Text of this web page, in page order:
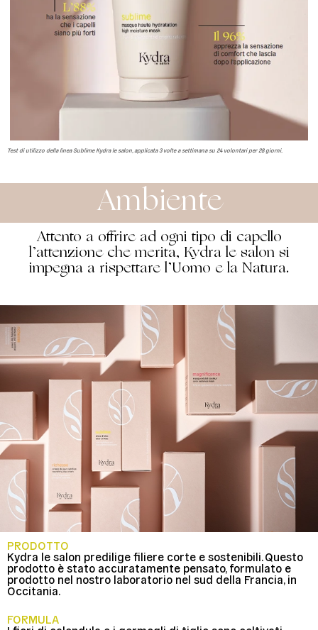
Test di utilizzo della linea Sublime Kydra le salon, applicata 3 volte a settimana su 24 volontari per 28 giorni.
Ambiente
Attento a offrire ad ogni tipo di capello
l’attenzione che merita, Kydra le salon si
impegna a rispettare l’Uomo e la Natura.
PRODOTTO
Kydra le salon predilige filiere corte e sostenibili. Questo
prodotto è stato accuratamente pensato, formulato e
prodotto nel nostro laboratorio nel sud della Francia, in
Occitania.
FORMULA